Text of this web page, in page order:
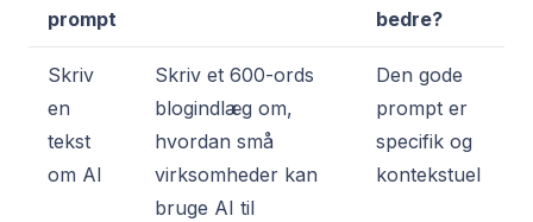
prompt
bedre?
Skriv
en
tekst
om AI
Skriv et 600-ords
blogindlæg om,
hvordan små
virksomheder kan
bruge AI til
Den gode
prompt er
specifik og
kontekstuel